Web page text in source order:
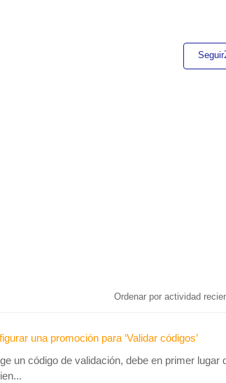
Seguir
Ordenar por actividad
una promoción para ‘Validar códigos’
un código de validación, debe en primer lugar